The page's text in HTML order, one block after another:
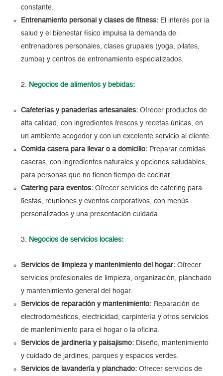
constante.
Entrenamiento personal y clases de fitness: El interés por la
salud y el bienestar físico impulsa la demanda de
entrenadores personales, clases grupales (yoga, pilates,
zumba) y centros de entrenamiento especializados.
Negocios de alimentos y bebidas:
Cafeterías y panaderías artesanales: Ofrecer productos de
alta calidad, con ingredientes frescos y recetas únicas, en
un ambiente acogedor y con un excelente servicio al cliente.
Comida casera para llevar o a domicilio: Preparar comidas
caseras, con ingredientes naturales y opciones saludables,
para personas que no tienen tiempo de cocinar.
Catering para eventos: Ofrecer servicios de catering para
fiestas, reuniones y eventos corporativos, con menús
personalizados y una presentación cuidada.
Negocios de servicios locales:
Servicios de limpieza y mantenimiento del hogar: Ofrecer
servicios profesionales de limpieza, organización, planchado
y mantenimiento general del hogar.
Servicios de reparación y mantenimiento: Reparación de
electrodomésticos, electricidad, carpintería y otros servicios
de mantenimiento para el hogar o la oficina.
Servicios de jardinería y paisajismo: Diseño, mantenimiento
y cuidado de jardines, parques y espacios verdes.
Servicios de lavandería y planchado: Ofrecer servicios de